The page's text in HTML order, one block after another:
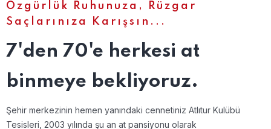
Özgürlük Ruhunuza, Rüzgar
Saçlarınıza Karışsın...
7'den 70'e herkesi at
binmeye bekliyoruz.
Şehir merkezinin hemen yanındaki cennetiniz Atlıtur Kulübü
Tesisleri, 2003 yılında şu an at pansiyonu olarak